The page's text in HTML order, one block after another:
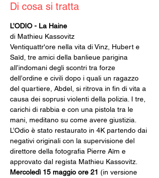
Di cosa si tratta
L’ODIO - La Haine
di Mathieu Kassovitz
Ventiquattr'ore nella vita di Vinz, Hubert e
Saïd, tre amici della banlieue parigina
all’indomani degli scontri tra forze
dell’ordine e civili dopo i quali un ragazzo
del quartiere, Abdel, si ritrova in fin di vita a
causa dei soprusi violenti della polizia. I tre,
carichi di rabbia e con una pistola tra le
mani, meditano su come avere giustizia.
L’Odio è stato restaurato in 4K partendo dai
negativi originali con la supervisione del
direttore della fotografia Pierre Aïm e
approvato dal regista Mathieu Kassovitz.
Mercoledì 15 maggio ore 21 (in versione